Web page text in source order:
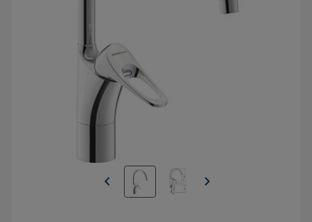
chevron_left chevron_right